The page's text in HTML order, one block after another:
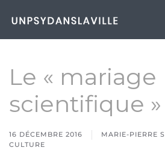
Skip to main content
Le « mariage
scientifique »
16 DÉCEMBRE 2016
MARIE-PIERRE
CULTURE